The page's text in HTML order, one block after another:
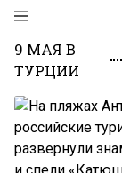
9 МАЯ В
ТУРЦИИ